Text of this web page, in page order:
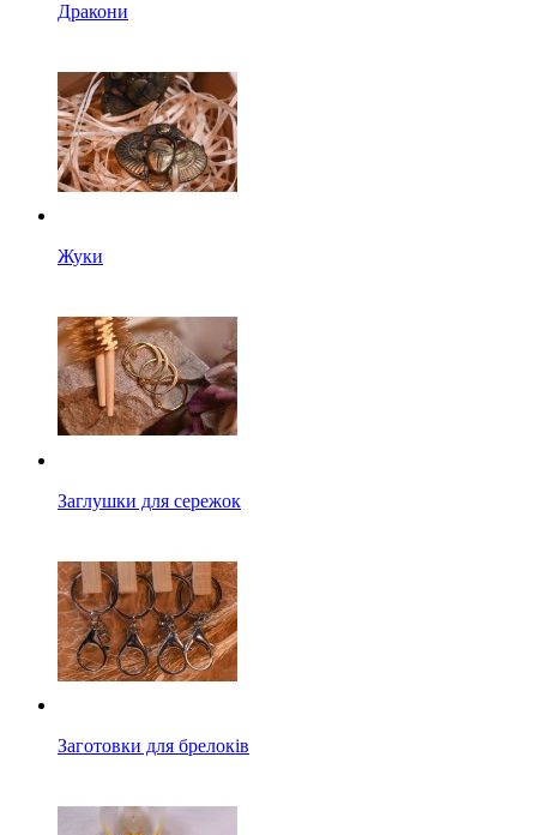
Дракони
Жуки
Заглушки для сережок
Заготовки для брелоків